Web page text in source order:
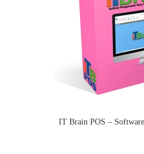
IT Brain POS –